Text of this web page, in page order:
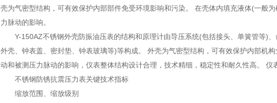
壳为气密型结构，可有效保护内部部件免受环境影响和污染。 在壳体内填充液体(一般
力脉动的影响。
Y-150AZ不锈钢外壳防振油压表的结构和原理计由导压系统(包括接头、单簧管等)
外壳、钟表盖、密封垫、钟表玻璃等)等构成。 外壳为气密型结构，可有效保护内部机
动和被测压力脉动的影响，仪表整体结构设计合理，技术精细，稳定性和耐久性高。
不锈钢防锈抗震压力表关键技术指标
缩放范围、缩放级别